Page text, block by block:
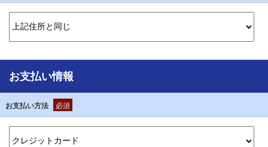
お支払い情報
お支払い方法 必須